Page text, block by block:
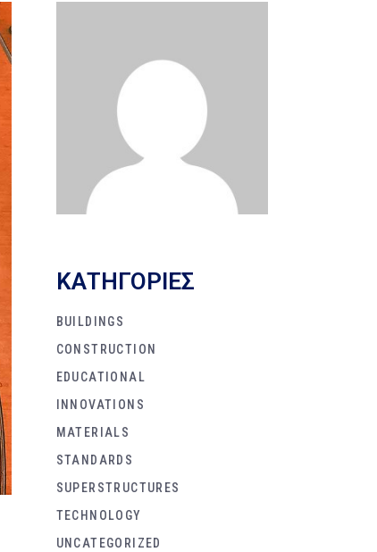
KΑΤΗΓΟΡΙΕΣ
BUILDINGS
CONSTRUCTION
EDUCATIONAL
INNOVATIONS
MATERIALS
STANDARDS
SUPERSTRUCTURES
TECHNOLOGY
UNCATEGORIZED